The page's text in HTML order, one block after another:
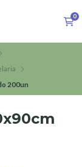
0
200un